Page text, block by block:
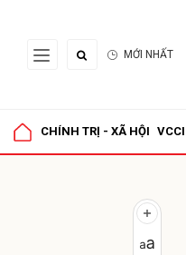
MỚI NHẤT
CHÍNH TRỊ - XÃ HỘI VCCI